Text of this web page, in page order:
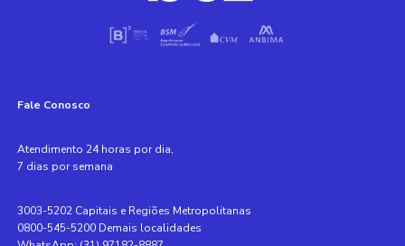
Fale Conosco
Atendimento 24 horas por dia,
7 dias por semana
3003-5202 Capitais e Regiões Metropolitanas
0800-545-5200 Demais localidades